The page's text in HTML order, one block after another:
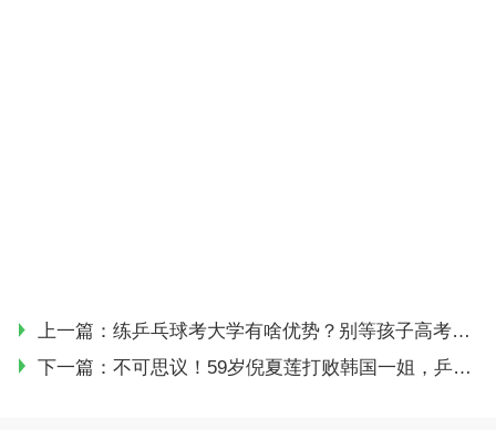
上一篇： 练乒乓球考大学有啥优势？别等孩子高考差分才后悔没练体育
下一篇： 不可思议！59岁倪夏莲打败韩国一姐，乒坛“长胶奶奶”再创奇迹